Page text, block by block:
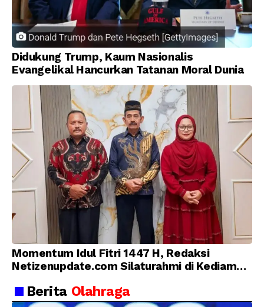
Didukung Trump, Kaum Nasionalis
Evangelikal Hancurkan Tatanan Moral Dunia
Momentum Idul Fitri 1447 H, Redaksi
Netizenupdate.com Silaturahmi di Kediaman
Berita Olahraga